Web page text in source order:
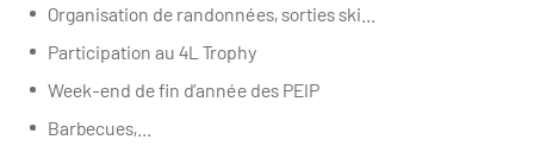
Organisation de randonnées, sorties ski...
Participation au 4L Trophy
Week-end de fin d’année des PEIP
Barbecues,...